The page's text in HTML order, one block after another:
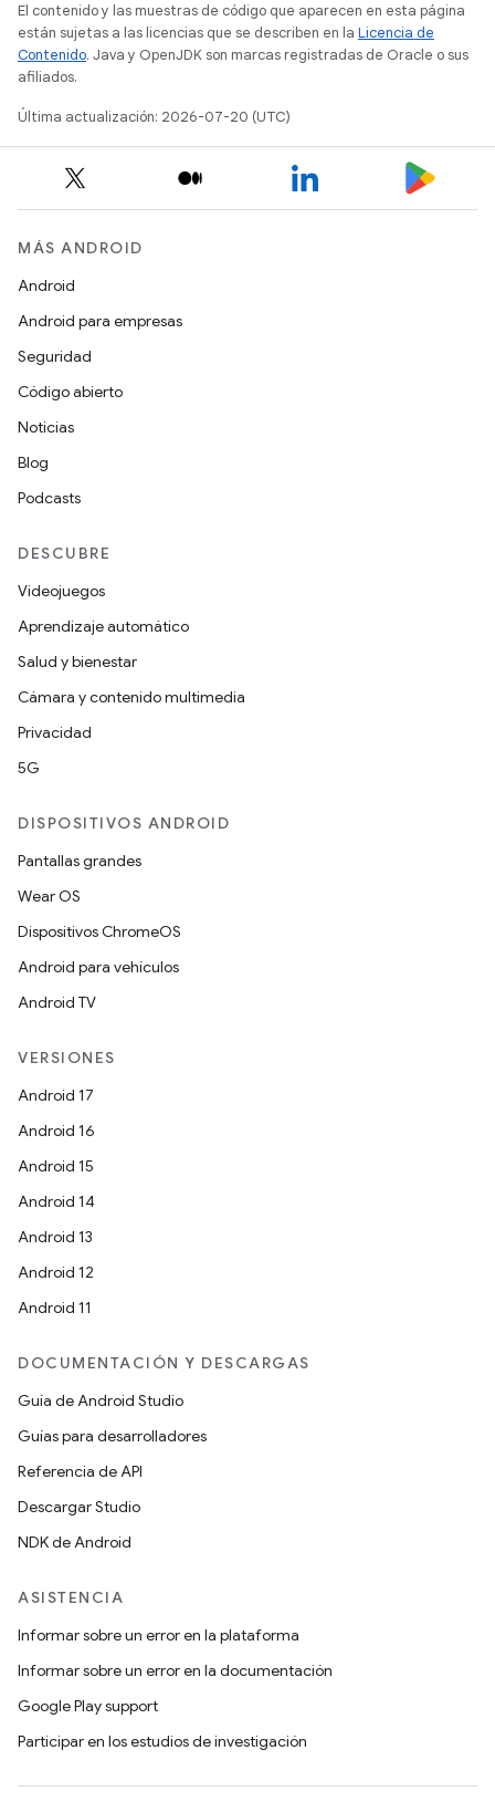
El contenido y las muestras de código que aparecen en esta página
están sujetas a las licencias que se describen en la Licencia de
Contenido. Java y OpenJDK son marcas registradas de Oracle o sus
afiliados.
Última actualización: 2026-07-20 (UTC)
MÁS ANDROID
Android
Android para empresas
Seguridad
Código abierto
Noticias
Blog
Podcasts
DESCUBRE
Videojuegos
Aprendizaje automático
Salud y bienestar
Cámara y contenido multimedia
Privacidad
5G
DISPOSITIVOS ANDROID
Pantallas grandes
Wear OS
Dispositivos ChromeOS
Android para vehículos
Android TV
VERSIONES
Android 17
Android 16
Android 15
Android 14
Android 13
Android 12
Android 11
DOCUMENTACIÓN Y DESCARGAS
Guía de Android Studio
Guías para desarrolladores
Referencia de API
Descargar Studio
NDK de Android
ASISTENCIA
Informar sobre un error en la plataforma
Informar sobre un error en la documentación
Google Play support
Participar en los estudios de investigación